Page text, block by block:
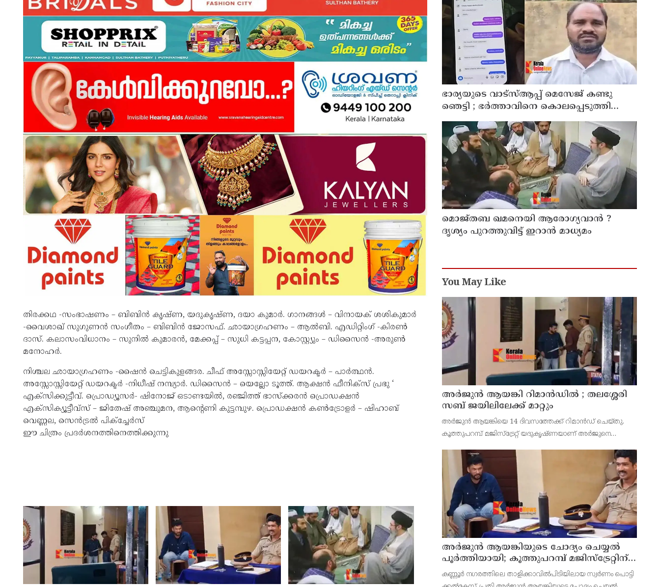
തിരക്കഥ -സംഭാഷണം – ബിബിൻ കൃഷ്ണ, യദുകൃഷ്ണ, ദയാ കുമാർ. ഗാനങ്ങൾ – വിനായക് ശശികുമാർ
-വൈശാഖ് സുഗുണൻ സംഗീതം – ബിബിൻ ജോസഫ്. ഛായാഗ്രഹണം – ആൽബി. എഡിറ്റിംഗ് -കിരൺ
ദാസ്. കലാസംവിധാനം – സുനിൽ കുമാരൻ, മേക്കപ്പ് – സുധി കട്ടപ്പന, കോസ്റ്റ്യും – ഡിസൈൻ -അരുൺ
മനോഹർ.
നിശ്ചല ഛായാഗ്രഹണം -ഷൈൻ ചെട്ടികുളങ്ങര. ചീഫ് അസ്സോസ്സിയേറ്റ് ഡയറക്ടർ – പാർത്ഥൻ.
അസ്സോസ്സിയേറ്റ് ഡയറക്ടർ -നിധീഷ് നമ്പ്യാർ. ഡിസൈൻ – യെല്ലോ ടൂത്ത്. ആക്ഷൻ ഫീനിക്സ് പ്രഭു ‘
എക്സിക്കുട്ടീവ്. പ്രൊഡ്യൂസർ- ഷിനോജ് ഒടാണ്ടയിൽ, രഞ്ജിത്ത് ഭാസ്ക്കരൻ പ്രൊഡക്ഷൻ
എക്സിക്യൂട്ടീവ്സ് – ജിതേഷ് അഞ്ചുമന, ആൻ്റെണി കുട്ടമ്പുഴ. പ്രൊഡക്ഷൻ കൺട്രോളർ – ഷിഹാബ്
വെണ്ണല, സെൻട്രൽ പിക്ച്ചേർസ്
ഈ ചിത്രം പ്രദർശനത്തിനെത്തിക്കുന്നു
ഭാര്യയുടെ വാട്സ്ആപ്പ് മെസേജ് കണ്ടു
ഞെട്ടി ; ഭര്‍ത്താവിനെ കൊലപ്പെടുത്തി
മരണം റോഡപകടമാക്കി മാറ്റാന്‍
കാമുകനുമായി പദ്ധതിയിട്ട യുവതിയും
സുഹൃത്തും ഒളിവില്‍
മൊജ്തബ ഖമനെയി ആരോഗ്യവാന്‍ ?
ദൃശ്യം പുറത്തുവിട്ട് ഇറാന്‍ മാധ്യമം
You May Like
അര്‍ജുന്‍ ആയങ്കി റിമാന്‍ഡില്‍ ; തലശ്ശേരി
സബ് ജയിലിലേക്ക് മാറ്റും
അർജുൻ ആയങ്കിയെ 14 ദിവസത്തേക്ക് റിമാൻഡ് ചെയ്തു.
കൂത്തുപറമ്പ് മജിസ്ട്രേറ്റ് യദുകൃഷ്ണയാണ് അർജുനെ
ഭീഷണിപ്പെടുത്തിയെന്നാരോപിച്ച് ‌
അര്‍ജുന്‍ ആയങ്കിയുടെ ചോദ്യം ചെയ്യല്‍
പൂര്‍ത്തിയായി; കൂത്തുപറമ്പ് മജിസ്ട്രേറ്റിന്
മുൻപില്‍ ഹാജരാക്കും
കണ്ണൂർ നഗരത്തിലെ താളിക്കാവിൽപിടിയിലായ സ്വർണം പൊട്ടി